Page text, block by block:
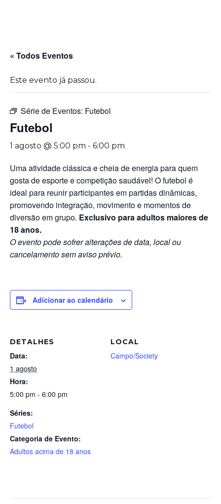
« Todos Eventos
Este evento já passou.
Série de Eventos: Futebol
Futebol
1 agosto @ 5:00 pm - 6:00 pm
Uma atividade clássica e cheia de energia para quem
gosta de esporte e competição saudável! O futebol é
ideal para reunir participantes em partidas dinâmicas,
promovendo integração, movimento e momentos de
diversão em grupo. Exclusivo para adultos maiores de
18 anos.
O evento pode sofrer alterações de data, local ou
cancelamento sem aviso prévio.
Adicionar ao calendário
DETALHES
Data:
1 agosto
Hora:
5:00 pm - 6:00 pm
Séries:
Futebol
Categoria de Evento:
Adultos acima de 18 anos
LOCAL
Campo/Society